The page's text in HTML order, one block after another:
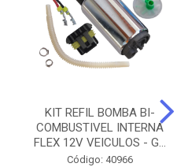
KIT REFIL BOMBA BI-
COMBUSTIVEL INTERNA
FLEX 12V VEICULOS - G...
Código: 40966